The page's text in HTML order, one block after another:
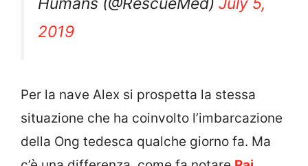
Humans (@RescueMed) July 5,
2019
Per la nave Alex si prospetta la stessa
situazione che ha coinvolto l’imbarcazione
della Ong tedesca qualche giorno fa. Ma